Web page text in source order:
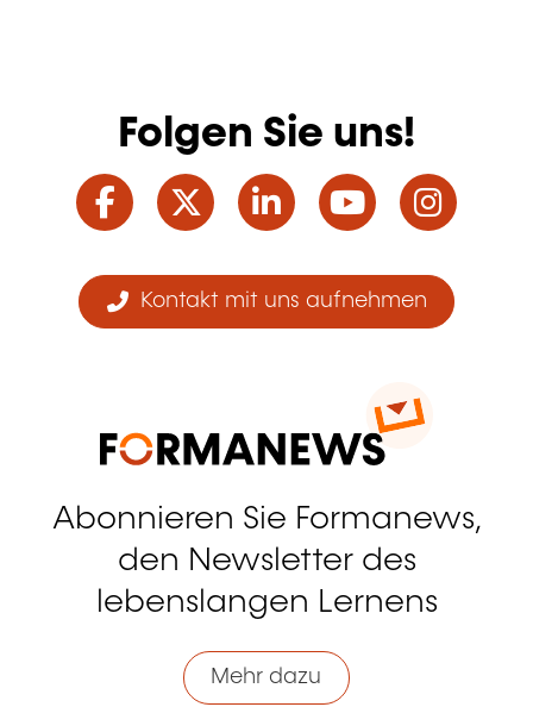
Folgen Sie uns!
Facebook
TwitterLinkedInYouTube
Kontakt mit uns aufnehmen
Abonnieren Sie Formanews,
den Newsletter des
lebenslangen Lernens
Mehr dazu